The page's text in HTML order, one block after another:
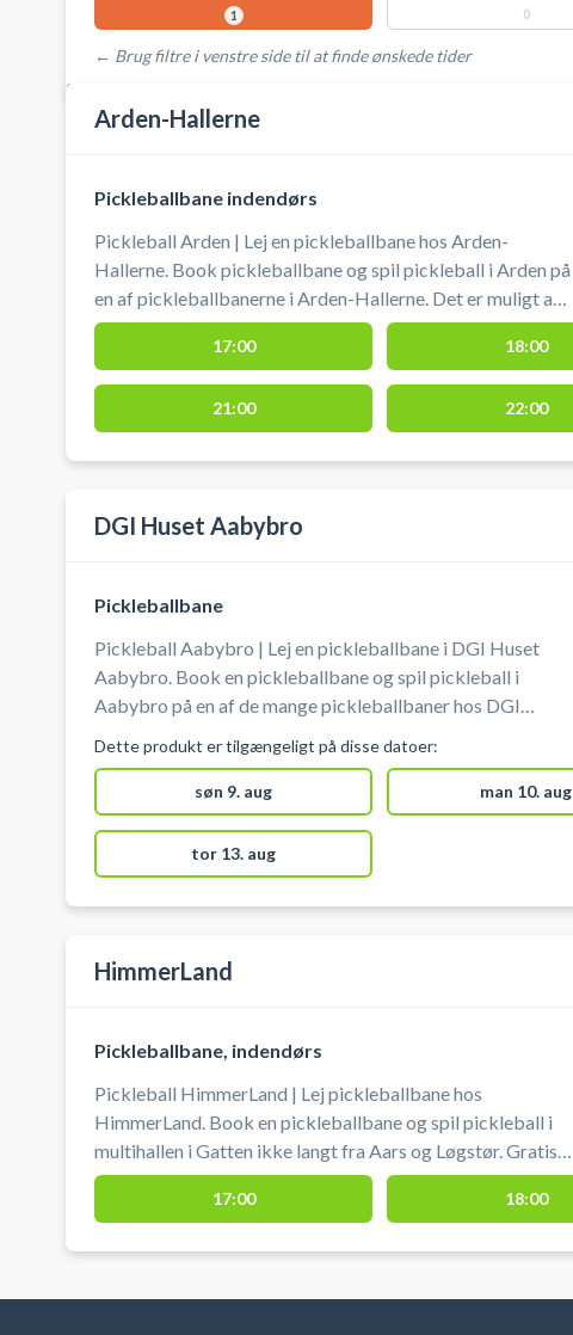
1 0
← Brug filtre i venstre side til at finde ønskede tider
STEDER MED LEDIGE AKTIVITETER
Arden-Hallerne
Pickleballbane indendørs
Pickleball Arden | Lej en pickleballbane hos Arden-
Hallerne. Book pickleballbane og spil pickleball i Arden på
en af pickleballbanerne i Arden-Hallerne. Det er muligt at
låne bat og bolde, når du booker pickleballbaner hos
Arden-Hallerne. Gratis parkering foran Arden Hallerne
ved booking af pickleballbane. #Pickleball-Arden #Spil-
pickleball-Arden
17:00 18:00
21:00 22:00
DGI Huset Aabybro
Pickleballbane
Pickleball Aabybro | Lej en pickleballbane i DGI Huset
Aabybro. Book en pickleballbane og spil pickleball i
Aabybro på en af de mange pickleballbaner hos DGI
Gratis parkering ved booking af pickleballbane hos DGI
Huset Aabybro, som du finder på adressen Jens Møllersvej
3, 9440 Aabybro.
Dette produkt er tilgængeligt på disse datoer:
søn 9. aug man 10. aug
tor 13. aug
HimmerLand
Pickleballbane, indendørs
Pickleball HimmerLand | Lej pickleballbane hos
HimmerLand. Book en pickleballbane og spil pickleball i
multihallen i Gatten ikke langt fra Aars og Løgstør. Gratis
parkering ved booking af pickleballbane.
17:00 18:00